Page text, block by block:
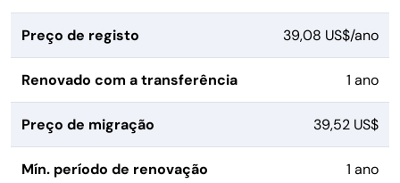
Preço de registo 39,08 US$/ano
Renovado com a transferência 1 ano
Preço de migração 39,52 US$
Mín. período de renovação 1 ano